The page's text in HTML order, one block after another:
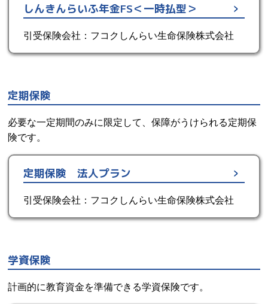
しんきんらいふ年金FS＜一時払型＞
引受保険会社：フコクしんらい生命保険株式会社
定期保険
必要な一定期間のみに限定して、保障がうけられる定期保
険です。
定期保険 法人プラン
引受保険会社：フコクしんらい生命保険株式会社
学資保険
計画的に教育資金を準備できる学資保険です。